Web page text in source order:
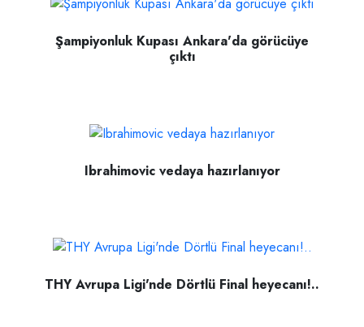
Şampiyonluk Kupası Ankara'da görücüye
çıktı
Ibrahimovic vedaya hazırlanıyor
THY Avrupa Ligi'nde Dörtlü Final heyecanı!..